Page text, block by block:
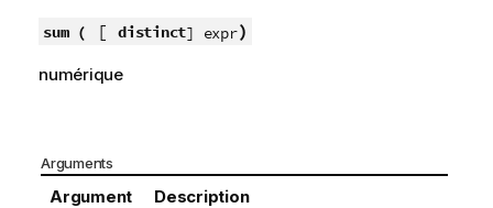
sum ( [ distinct] expr)
numérique
Arguments
Argument Description